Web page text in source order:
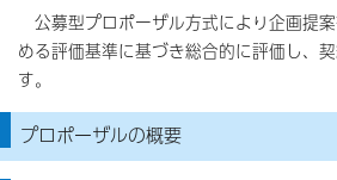
公募型プロポーザル方式により企画提
める評価基準に基づき総合的に評価し、
す。
プロポーザルの概要